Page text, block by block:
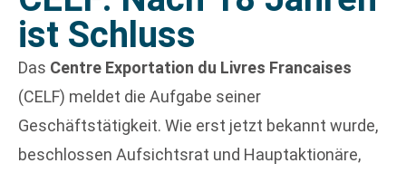
ist Schluss
Das Centre Exportation du Livres Francaises
(CELF) meldet die Aufgabe seiner
Geschäftstätigkeit. Wie erst jetzt bekannt wurde,
beschlossen Aufsichtsrat und Hauptaktionäre,